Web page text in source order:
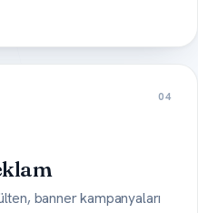
04
banner kampanyaları